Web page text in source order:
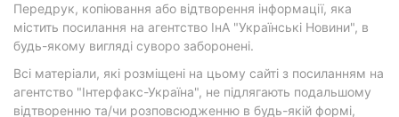
Передрук, копіювання або відтворення інформації, яка
містить посилання на агентство ІнА "Українські Новини", в
будь-якому вигляді суворо заборонені.
Всі матеріали, які розміщені на цьому сайті з посиланням на
агентство "Інтерфакс-Україна", не підлягають подальшому
відтворенню та/чи розповсюдженню в будь-якій формі,